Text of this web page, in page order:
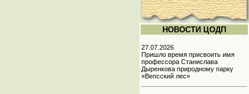
НОВОСТИ ЦОДП
27.07.2026
Пришло время присвоить имя
профессора Станислава
Дыренкова природному парку
«Вепсский лес»